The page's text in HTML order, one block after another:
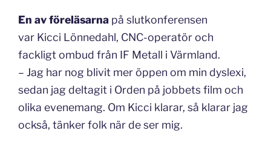
En av föreläsarna på slutkonferensen
var Kicci Lönnedahl, CNC-operatör och
fackligt ombud från IF Metall i Värmland.
– Jag har nog blivit mer öppen om min dyslexi,
sedan jag deltagit i Orden på jobbets film och
olika evenemang. Om Kicci klarar, så klarar jag
också, tänker folk när de ser mig.